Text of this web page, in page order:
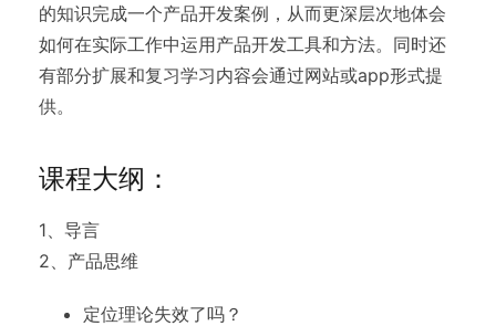
的知识完成一个产品开发案例，从而更深层次地体会
如何在实际工作中运用产品开发工具和方法。同时还
有部分扩展和复习学习内容会通过网站或app形式提
供。
课程大纲：
1、导言
2、产品思维
定位理论失效了吗？